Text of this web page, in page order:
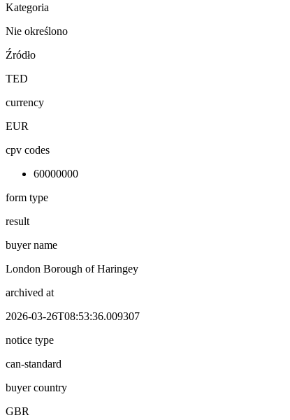
Kategoria
Nie określono
Źródło
TED
currency
EUR
cpv codes
60000000
form type
result
buyer name
London Borough of Haringey
archived at
2026-03-26T08:53:36.009307
notice type
can-standard
buyer country
GBR